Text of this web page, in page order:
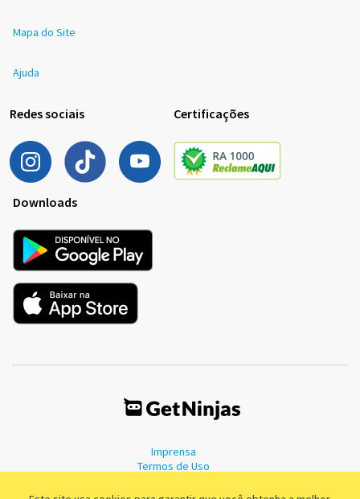
Mapa do Site
Ajuda
Redes sociais Certificações
Downloads
Imprensa
Termos de Uso